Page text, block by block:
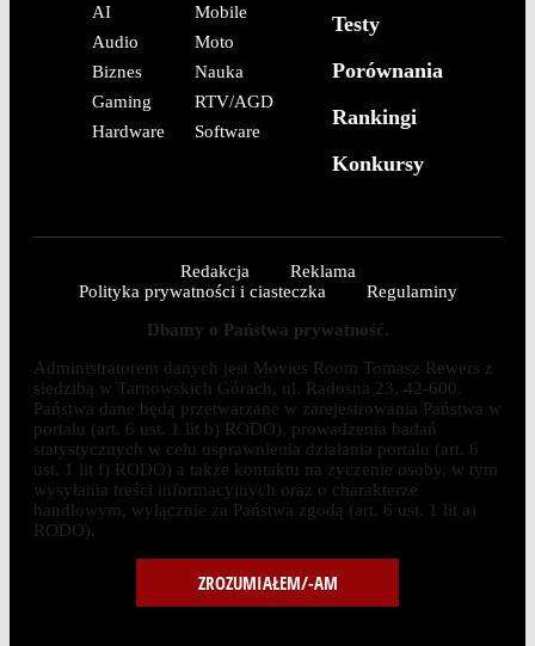
AI
Audio
Biznes
Gaming
Hardware
Mobile
Moto
Nauka
RTV/AGD
Software
Testy
Porównania
Rankingi
Konkursy
Redakcja
Reklama
Polityka prywatności i ciasteczka
Regulaminy
Dbamy o Państwa prywatność.
Administratorem danych jest Movies Room Tomasz Rewers z
siedzibą w Tarnowskich Górach, ul. Radosna 23, 42-600.
Państwa dane będą przetwarzane w zarejestrowania Państwa w
portalu (art. 6 ust. 1 lit b) RODO), prowadzenia badań
statystycznych w celu usprawnienia działania portalu (art. 6
ust. 1 lit f) RODO) a także kontaktu na życzenie osoby, w tym
wysyłania treści informacyjnych oraz o charakterze
handlowym, wyłącznie za Państwa zgodą (art. 6 ust. 1 lit a)
RODO).
ZROZUMIAŁEM/-AM